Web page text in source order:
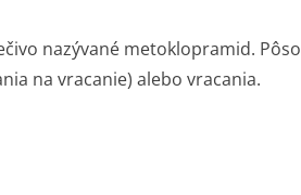
nazývané metoklopramid.
na vracanie) alebo vracania.